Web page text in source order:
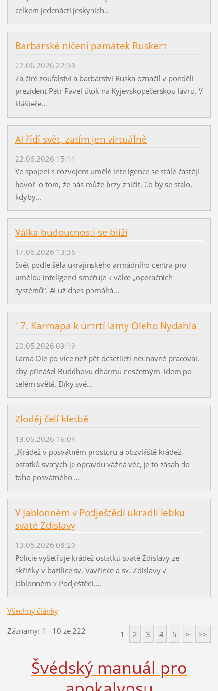
celkem jedenácti jeskyních...
Barbarské ničení památek Ruskem
22.06.2026 22:39
Za čiré zoufalství a barbarství Ruska označil v pondělí
prezident Petr Pavel útok na Kyjevskopečerskou lávru. V
klášteře...
AI řídí svět, zatím jen virtuálně
22.06.2026 15:11
Ve spojení s rozvojem umělé inteligence se stále častěji
hovoří o tom, že nás může brzy zničit. Co by se stalo,
kdyby...
Válka budoucnosti se blíží
17.06.2026 13:36
Svět podle šéfa ukrajinského armádního centra pro
umělou inteligenci směřuje k válce „operačních
systémů“. AI už dnes pomáhá...
17. Karmapa k úmrtí lamy Oleho Nydahla
20.05.2026 09:19
Lama Ole po více než pět desetiletí neúnavně pracoval,
aby přinášel Buddhovu dharmu nesčetným lidem po
celém světě. Díky své...
Zloděj čelí kletbě
13.05.2026 16:04
„Krádež v posvátném prostoru a obzvláště krádež
ostatků svatých je opravdu vážná věc, je to zásah do
toho posvátného....
V Jablonném v Podještědí ukradli lebku
svaté Zdislavy
13.05.2026 08:20
Policie vyšetřuje krádež ostatků svaté Zdislavy ze
skříňky v bazilice sv. Vavřince a sv. Zdislavy v
Jablonném v Podještědí....
Všechny články
Záznamy: 1 - 10 ze 222 1 2 3 4 5 > >>
Švédský manuál pro